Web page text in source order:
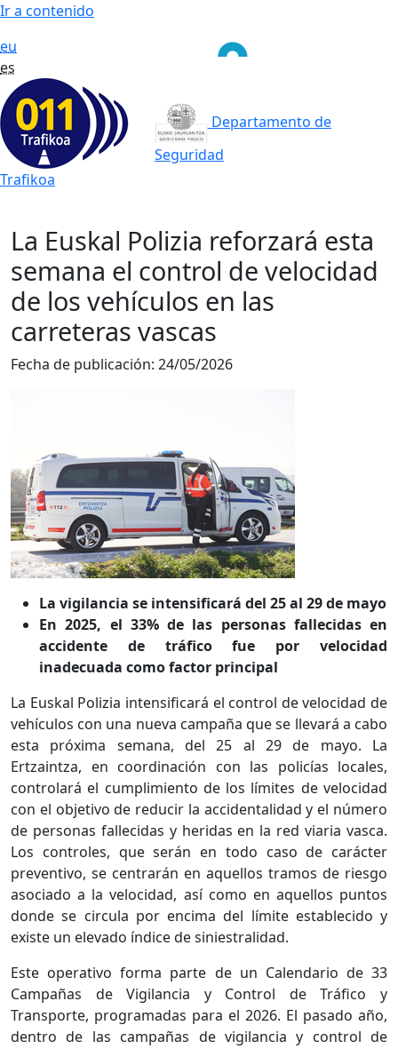
Ir a contenido
eu
es
Trafikoa
Departamento de
Seguridad
La Euskal Polizia reforzará esta
semana el control de velocidad
de los vehículos en las
carreteras vascas
Fecha de publicación: 24/05/2026
La vigilancia se intensificará del 25 al 29 de mayo
En 2025, el 33% de las personas fallecidas en
accidente de tráfico fue por velocidad
inadecuada como factor principal
La Euskal Polizia intensificará el control de velocidad de
vehículos con una nueva campaña que se llevará a cabo
esta próxima semana, del 25 al 29 de mayo. La
Ertzaintza, en coordinación con las policías locales,
controlará el cumplimiento de los límites de velocidad
con el objetivo de reducir la accidentalidad y el número
de personas fallecidas y heridas en la red viaria vasca.
Los controles, que serán en todo caso de carácter
preventivo, se centrarán en aquellos tramos de riesgo
asociado a la velocidad, así como en aquellos puntos
donde se circula por encima del límite establecido y
existe un elevado índice de siniestralidad.
Este operativo forma parte de un Calendario de 33
Campañas de Vigilancia y Control de Tráfico y
Transporte, programadas para el 2026. El pasado año,
dentro de las campañas de vigilancia y control de